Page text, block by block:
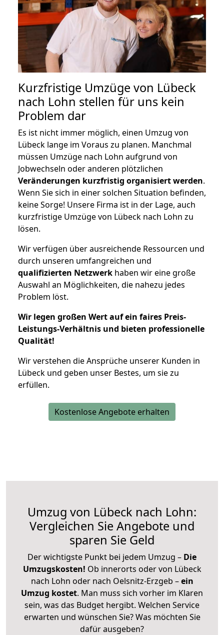
Kurzfristige Umzüge von Lübeck
nach Lohn stellen für uns kein
Problem dar
Es ist nicht immer möglich, einen Umzug von
Lübeck lange im Voraus zu planen. Manchmal
müssen Umzüge nach Lohn aufgrund von
Jobwechseln oder anderen plötzlichen
Veränderungen kurzfristig organisiert werden.
Wenn Sie sich in einer solchen Situation befinden,
keine Sorge! Unsere Firma ist in der Lage, auch
kurzfristige Umzüge von Lübeck nach Lohn zu
lösen.
Wir verfügen über ausreichende Ressourcen und
durch unseren umfangreichen und
qualifizierten Netzwerk haben wir eine große
Auswahl an Möglichkeiten, die nahezu jedes
Problem löst.
Wir legen großen Wert auf ein faires Preis-
Leistungs-Verhältnis und bieten professionelle
Qualität!
Wir verstehen die Ansprüche unserer Kunden in
Lübeck und geben unser Bestes, um sie zu
erfüllen.
Kostenlose Angebote erhalten
Umzug von Lübeck nach Lohn:
Vergleichen Sie Angebote und
sparen Sie Geld
Der wichtigste Punkt bei jedem Umzug – Die
Umzugskosten! Ob innerorts oder von Lübeck
nach Lohn oder nach Oelsnitz-Erzgeb –ein
Umzug kostet. Man muss sich vorher im Klaren
sein, was das Budget hergibt. Welchen Service
erwarten und wünschen Sie? Was möchten Sie
dafür ausgeben?